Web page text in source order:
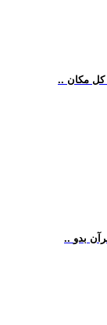
كل مكان
بدو